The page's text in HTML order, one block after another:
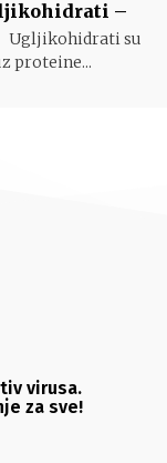
–
Ugljikohidrati su
proteine...
virusa.
za sve!